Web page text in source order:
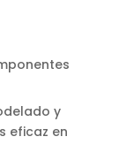
y
eficaz en